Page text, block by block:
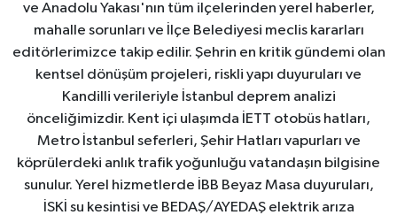
ve Anadolu Yakası'nın tüm ilçelerinden yerel haberler,
mahalle sorunları ve İlçe Belediyesi meclis kararları
editörlerimizce takip edilir. Şehrin en kritik gündemi olan
kentsel dönüşüm projeleri, riskli yapı duyuruları ve
Kandilli verileriyle İstanbul deprem analizi
önceliğimizdir. Kent içi ulaşımda İETT otobüs hatları,
Metro İstanbul seferleri, Şehir Hatları vapurları ve
köprülerdeki anlık trafik yoğunluğu vatandaşın bilgisine
sunulur. Yerel hizmetlerde İBB Beyaz Masa duyuruları,
İSKİ su kesintisi ve BEDAŞ/AYEDAŞ elektrik arıza